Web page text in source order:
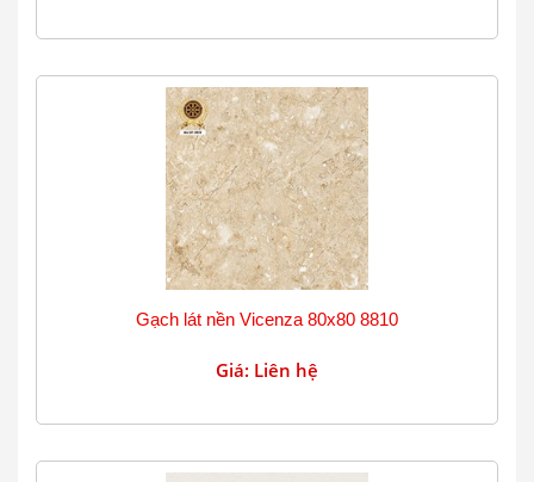
Gạch lát nền Vicenza 80x80 8810
Giá: Liên hệ